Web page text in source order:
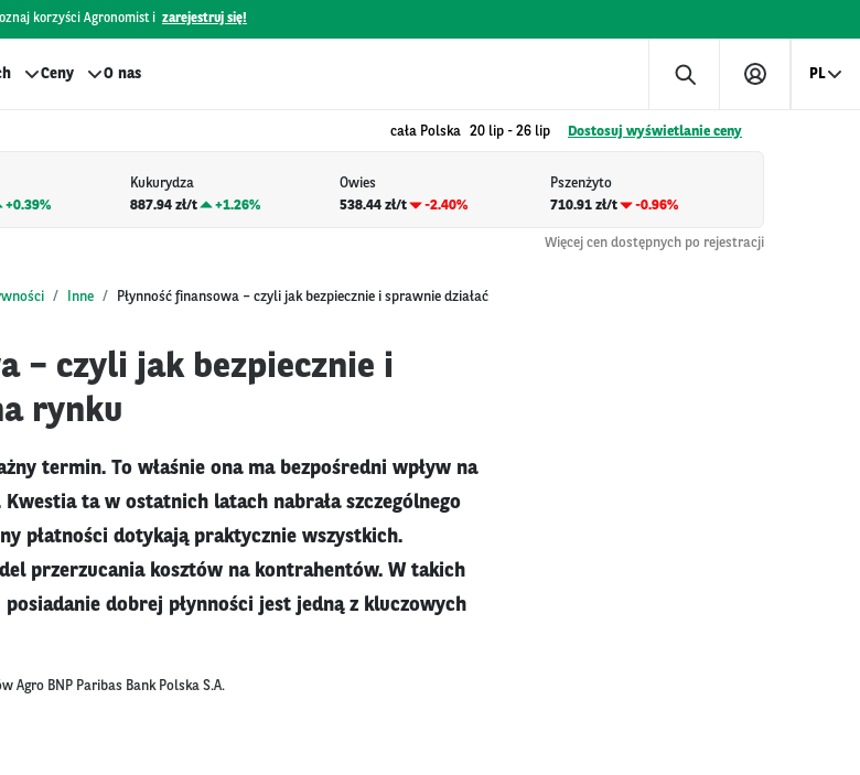
korzyści Agronomist i zarejestruj się!
Ceny O nas PL
cała Polska 20 lip - 26 lip Dostosuj wyświetlanie ceny
+0.39%
Kukurydza
887.94 zł/t
+1.26%
Owies
538.44 zł/t
-2.40%
Pszenżyto
710.91 zł/t
-0.96%
Więcej cen dostępnych po rejestracji
Inne
Płynność finansowa – czyli jak bezpiecznie i sprawnie działać
– czyli jak bezpiecznie i
rynku
termin. To właśnie ona ma bezpośredni wpływ na
Kwestia ta w ostatnich latach nabrała szczególnego
płatności dotykają praktycznie wszystkich.
przerzucania kosztów na kontrahentów. W takich
dobrej płynności jest jedną z kluczowych
Agro BNP Paribas Bank Polska S.A.